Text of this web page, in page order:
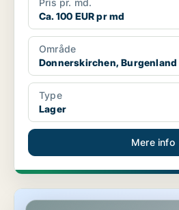
Pris pr. md.
Ca. 100 EUR pr md
Område
Donnerskirchen, Burgenland
Type
Lager
Mere info
Erhvervslokaler i Wiesen, Burgenland